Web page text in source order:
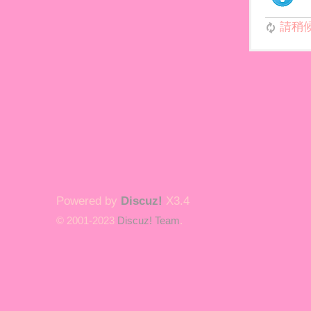
請稍
Powered by Discuz! X3.4
© 2001-2023 Discuz! Team.